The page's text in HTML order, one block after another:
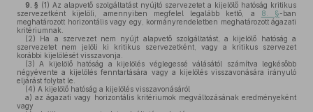
9. § (1) Az alapvető szolgáltatást nyújtó szervezetet a kijelölő hatóság kritikus
szervezetként kijelöli, amennyiben megfelel legalább kettő, a
8. §-ban
meghatározott horizontális vagy egy, kormányrendeletben meghatározott ágazati
kritériumnak.
(2) Ha a szervezet nem nyújt alapvető szolgáltatást, a kijelölő hatóság a
szervezetet nem jelöli ki kritikus szervezetként, vagy a kritikus szervezet
korábbi kijelölését visszavonja.
(3) A kijelölő hatóság a kijelölés véglegessé válásától számítva legkésőbb
négyévente a kijelölés fenntartására vagy a kijelölés visszavonására irányuló
eljárást folytat le.
(4) A kijelölő hatóság a kijelölés visszavonásáról
a) az ágazati vagy horizontális kritériumok megváltozásának eredményeként
vagy